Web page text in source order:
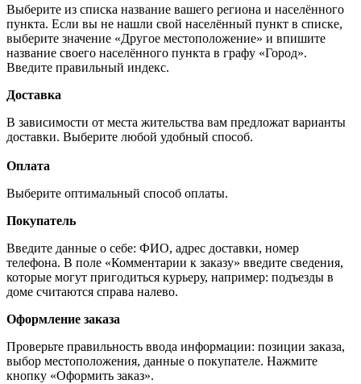
Выберите из списка название вашего региона и населённого
пункта. Если вы не нашли свой населённый пункт в списке,
выберите значение «Другое местоположение» и впишите
название своего населённого пункта в графу «Город».
Введите правильный индекс.
Доставка
В зависимости от места жительства вам предложат варианты
доставки. Выберите любой удобный способ.
Оплата
Выберите оптимальный способ оплаты.
Покупатель
Введите данные о себе: ФИО, адрес доставки, номер
телефона. В поле «Комментарии к заказу» введите сведения,
которые могут пригодиться курьеру, например: подъезды в
доме считаются справа налево.
Оформление заказа
Проверьте правильность ввода информации: позиции заказа,
выбор местоположения, данные о покупателе. Нажмите
кнопку «Оформить заказ».